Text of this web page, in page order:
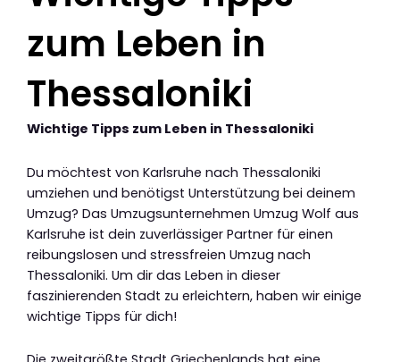
zum Leben in
Thessaloniki
Wichtige Tipps zum Leben in Thessaloniki
Du möchtest von Karlsruhe nach Thessaloniki
umziehen und benötigst Unterstützung bei deinem
Umzug? Das Umzugsunternehmen Umzug Wolf aus
Karlsruhe ist dein zuverlässiger Partner für einen
reibungslosen und stressfreien Umzug nach
Thessaloniki. Um dir das Leben in dieser
faszinierenden Stadt zu erleichtern, haben wir einige
wichtige Tipps für dich!